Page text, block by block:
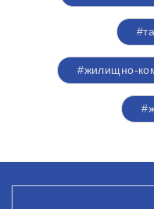
#жилищно-